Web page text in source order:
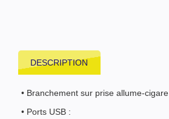
DESCRIPTION
• Branchement sur prise allume-cigare
• Ports USB :